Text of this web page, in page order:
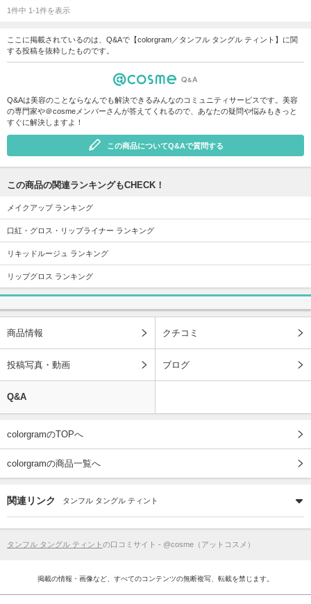
1件中 1-1件を表示
ここに掲載されているのは、Q&Aで【colorgram／タンフル タングル ティント】に関
する投稿を抜粋したものです。
Q&Aは美容のことならなんでも解決できるみんなのコミュニティサービスです。美容
の専門家や＠cosmeメンバーさんが答えてくれるので、あなたの疑問や悩みもきっと
すぐに解決しますよ！
この商品についてQ&Aで質問する
この商品の関連ランキングもCHECK！
メイクアップ ランキング
口紅・グロス・リップライナー ランキング
リキッドルージュ ランキング
リップグロス ランキング
商品情報 クチコミ
投稿写真・動画 ブログ
Q&A
colorgramのTOPへ
colorgramの商品一覧へ
関連リンク タンフル タングル ティント
タンフル タングル ティント の口コミサイト - @cosme（アットコスメ）
掲載の情報・画像など、すべてのコンテンツの無断複写、転載を禁じます。